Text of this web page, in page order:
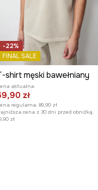
-22%
FINAL SALE
shirt męski bawełniany
aktualna:
zł
regularna: 89,90 zł
cena z 30 dni przed obniżką:
zł